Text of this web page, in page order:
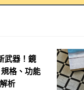
武器！鏡
格、功能
析